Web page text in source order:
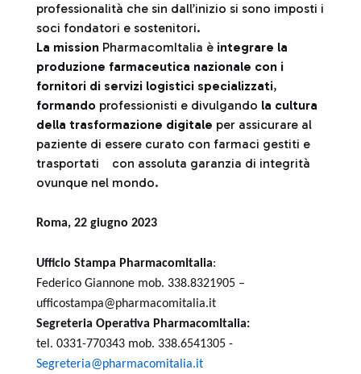
professionalità che sin dall’inizio si sono imposti i
soci fondatori e sostenitori.
La mission PharmacomItalia è integrare la
produzione farmaceutica nazionale con i
fornitori di servizi logistici specializzati,
formando professionisti e divulgando la cultura
della trasformazione digitale per assicurare al
paziente di essere curato con farmaci gestiti e
trasportati con assoluta garanzia di integrità
ovunque nel mondo.
Roma, 22 giugno 2023
Ufficio Stampa PharmacomItalia:
Federico Giannone mob. 338.8321905 –
ufficostampa@pharmacomitalia.it
Segreteria Operativa PharmacomItalia:
tel. 0331-770343 mob. 338.6541305 -
Segreteria@pharmacomitalia.it